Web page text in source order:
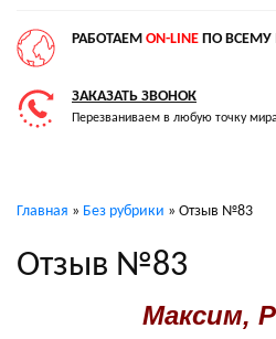
РАБОТАЕМ ON-LINE ПО ВСЕМУ
ЗАКАЗАТЬ ЗВОНОК
Перезваниваем в любую точку мира
Главная » Без рубрики » Отзыв №83
Отзыв №83
Максим,